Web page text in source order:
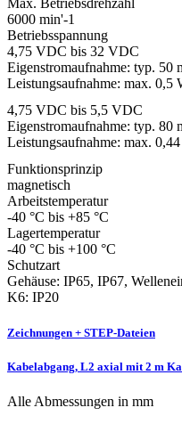
Max. Betriebsdrehzahl
6000 min'-1
Betriebsspannung
4,75 VDC bis 32 VDC
Eigenstromaufnahme: typ. 50
Leistungsaufnahme: max. 0,5
4,75 VDC bis 5,5 VDC
Eigenstromaufnahme: typ. 80
Leistungsaufnahme: max.
Funktionsprinzip
magnetisch
Arbeitstemperatur
-40 °C bis +85 °C
Lagertemperatur
-40 °C bis +100 °C
Schutzart
Gehäuse: IP65, IP67,
K6: IP20
Zeichnungen + STEP-Dateien
Kabelabgang, L2 axial mit 2 m
Alle Abmessungen in mm